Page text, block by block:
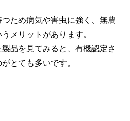
ため病気や害虫に強く、無農
メリットがあります。
品を見てみると、有機認定さ
とても多いです。